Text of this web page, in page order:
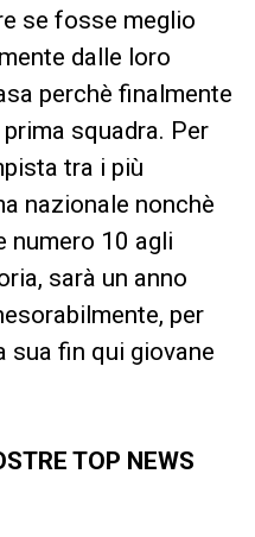
se fosse meglio
dalle loro
perchè finalmente
squadra. Per
tra i più
nazionale nonchè
numero 10 agli
sarà un anno
per
sua fin qui giovane
TOP NEWS